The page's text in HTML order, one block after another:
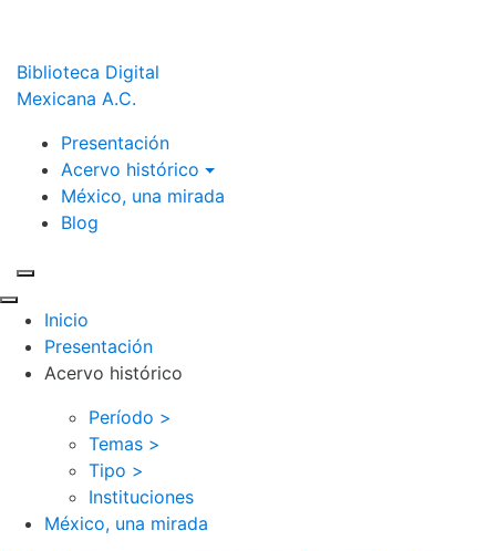
Biblioteca Digital
Mexicana A.C.
Presentación
Acervo histórico
México, una mirada
Blog
Inicio
Presentación
Acervo histórico
Período >
Temas >
Tipo >
Instituciones
México, una mirada